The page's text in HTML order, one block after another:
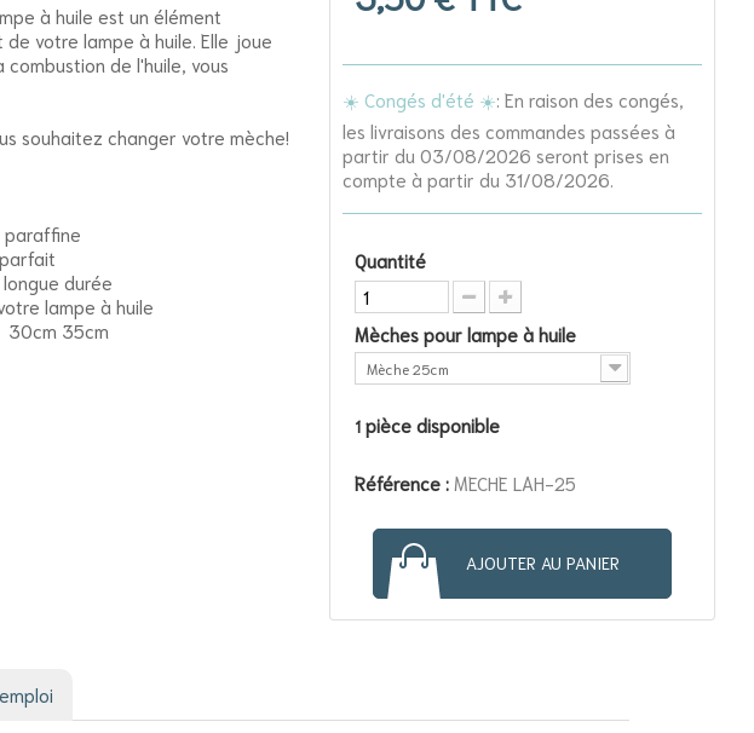
à huile est un élément
votre lampe à huile. Elle joue
de l'huile, vous
souhaitez changer votre mèche!
paraffine
durée
lampe à huile
30cm 35cm
☀️ Congés d'été ☀️: En raison des congés,
les livraisons des commandes passées à
partir du 03/08/2026 seront prises en
compte à partir du 31/08/2026.
Quantité
Mèches pour lampe à huile
Mèche 25cm
1 pièce disponible
Référence : MECHE LAH-25
AJOUTER AU PANIER